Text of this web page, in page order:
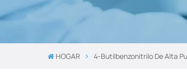
HOGAR 4-Butilbenzonitrilo De Alta